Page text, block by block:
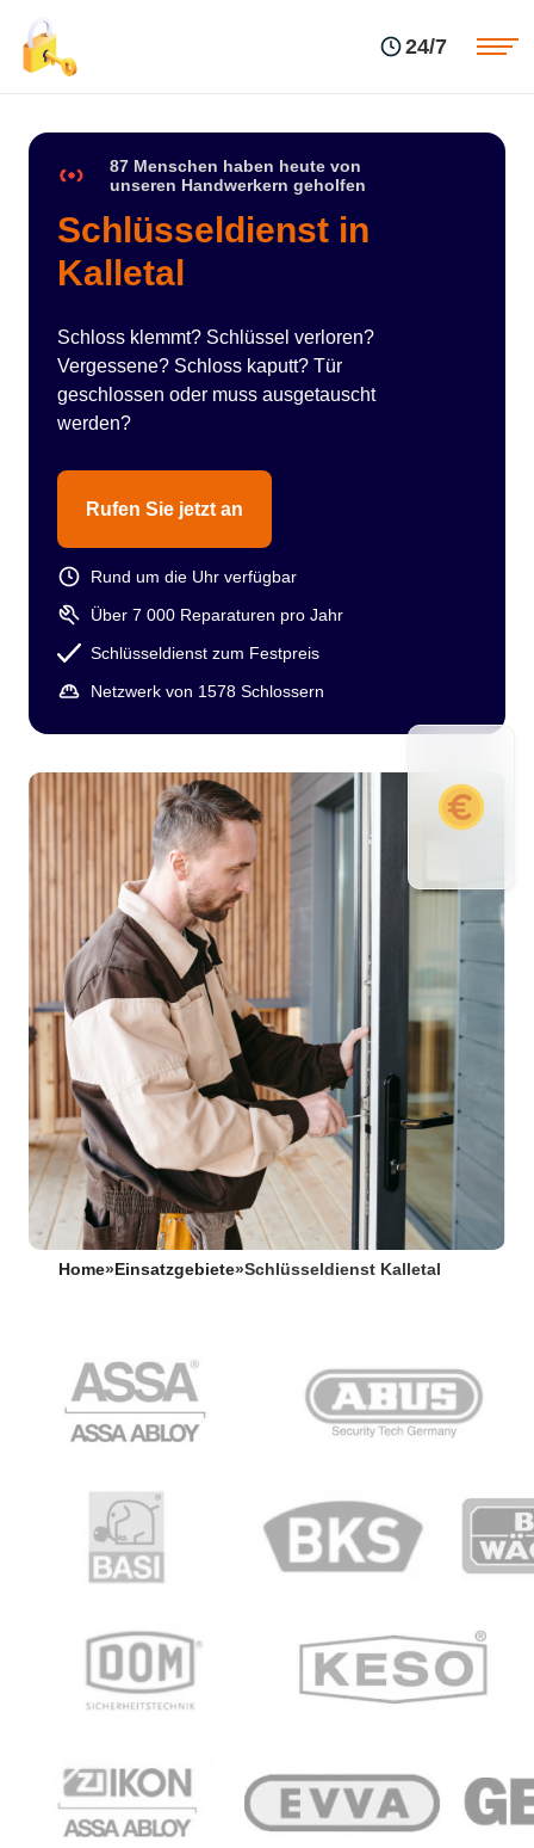
24/7
87 Menschen haben heute von
unseren Handwerkern geholfen
Schlüsseldienst in
Kalletal
Schloss klemmt? Schlüssel verloren?
Vergessene? Schloss kaputt? Tür
geschlossen oder muss ausgetauscht
werden?
Rufen Sie jetzt an
Rund um die Uhr verfügbar
Über 7 000 Reparaturen pro Jahr
Schlüsseldienst zum Festpreis
Netzwerk von 1578 Schlossern
Home» Einsatzgebiete»Schlüsseldienst Kalletal